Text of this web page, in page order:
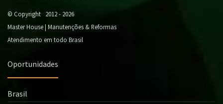
© Copyright 2012 - 2026
Master House | Manutenções & Reformas
Atendimento em todo Brasil
Oportunidades
Brasil